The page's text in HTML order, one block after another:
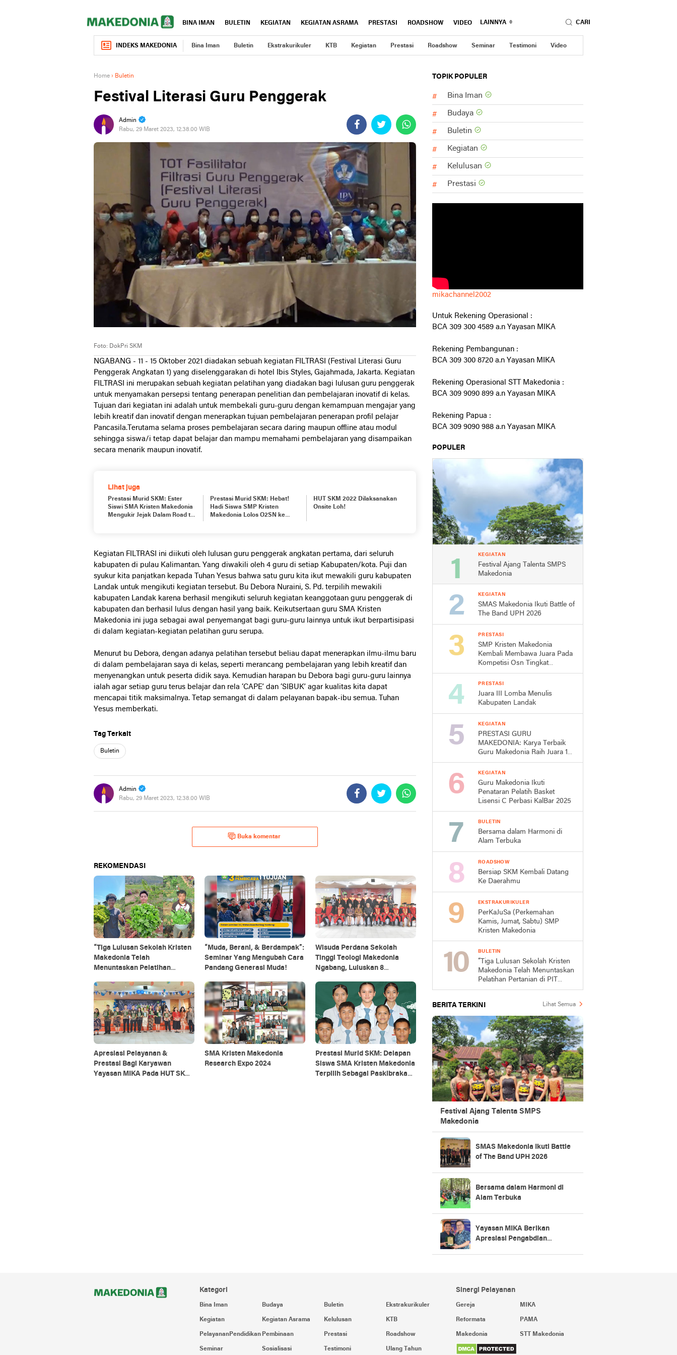
BINA IMAN BULETIN KEGIATAN KEGIATAN ASRAMA PRESTASI ROADSHOW VIDEO LAINNYA CARI
INDEKS MAKEDONIA Bina Iman Buletin Ekstrakurikuler KTB Kegiatan Prestasi Roadshow Seminar Testimoni Video
Home › Buletin
Festival Literasi Guru Penggerak
Admin
Rabu, 29 Maret 2023, 12.38.00 WIB
Foto: DokPri SKM
NGABANG - 11 - 15 Oktober 2021 diadakan sebuah kegiatan FILTRASI (Festival Literasi Guru
Penggerak Angkatan 1) yang diselenggarakan di hotel Ibis Styles, Gajahmada, Jakarta. Kegiatan
FILTRASI ini merupakan sebuah kegiatan pelatihan yang diadakan bagi lulusan guru penggerak
untuk menyamakan persepsi tentang penerapan penelitian dan pembelajaran inovatif di kelas.
Tujuan dari kegiatan ini adalah untuk membekali guru-guru dengan kemampuan mengajar yang
lebih kreatif dan inovatif dengan menerapkan tujuan pembelajaran penerapan profil pelajar
Pancasila.Terutama selama proses pembelajaran secara daring maupun offline atau modul
sehingga siswa/i tetap dapat belajar dan mampu memahami pembelajaran yang disampaikan
secara menarik maupun inovatif.
Lihat juga
Prestasi Murid SKM: Ester
Siswi SMA Kristen Makedonia
Mengukir Jejak Dalam Road to
Prestasi Murid SKM: Hebat!
Hadi Siswa SMP Kristen
Makedonia Lolos O2SN ke
HUT SKM 2022 Dilaksanakan
Onsite Loh!
Kegiatan FILTRASI ini diikuti oleh lulusan guru penggerak angkatan pertama, dari seluruh
kabupaten di pulau Kalimantan. Yang diwakili oleh 4 guru di setiap Kabupaten/kota. Puji dan
syukur kita panjatkan kepada Tuhan Yesus bahwa satu guru kita ikut mewakili guru kabupaten
Landak untuk mengikuti kegiatan tersebut. Bu Debora Nuraini, S. Pd. terpilih mewakili
kabupaten Landak karena berhasil mengikuti seluruh kegiatan keanggotaan guru penggerak di
kabupaten dan berhasil lulus dengan hasil yang baik. Keikutsertaan guru SMA Kristen
Makedonia ini juga sebagai awal penyemangat bagi guru-guru lainnya untuk ikut berpartisipasi
di dalam kegiatan-kegiatan pelatihan guru serupa.
Menurut bu Debora, dengan adanya pelatihan tersebut beliau dapat menerapkan ilmu-ilmu baru
di dalam pembelajaran saya di kelas, seperti merancang pembelajaran yang lebih kreatif dan
menyenangkan untuk peserta didik saya. Kemudian harapan bu Debora bagi guru-guru lainnya
ialah agar setiap guru terus belajar dan rela ‘CAPE’ dan ‘SIBUK’ agar kualitas kita dapat
mencapai titik maksimalnya. Tetap semangat di dalam pelayanan bapak-ibu semua. Tuhan
Yesus memberkati.
Tag Terkait
Buletin
Admin
Rabu, 29 Maret 2023, 12.38.00 WIB
Buka komentar
REKOMENDASI
“Tiga Lulusan Sekolah Kristen
Makedonia Telah
Menuntaskan Pelatihan
“Muda, Berani, & Berdampak”:
Seminar Yang Mengubah Cara
Pandang Generasi Muda!
Wisuda Perdana Sekolah
Tinggi Teologi Makedonia
Ngabang, Luluskan 8
Apresiasi Pelayanan &
Prestasi Bagi Karyawan
Yayasan MIKA Pada HUT SKM
SMA Kristen Makedonia
Research Expo 2024
Prestasi Murid SKM: Delapan
Siswa SMA Kristen Makedonia
Terpilih Sebagai Paskibraka
TOPIK POPULER
Bina Iman
Budaya
Buletin
Kegiatan
Kelulusan
Prestasi
mikachannel2002
Untuk Rekening Operasional :
BCA 309 300 4589 a.n Yayasan MIKA
Rekening Pembangunan :
BCA 309 300 8720 a.n Yayasan MIKA
Rekening Operasional STT Makedonia :
BCA 309 9090 899 a.n Yayasan MIKA
Rekening Papua :
BCA 309 9090 988 a.n Yayasan MIKA
POPULER
KEGIATAN
Festival Ajang Talenta SMPS
Makedonia
KEGIATAN
SMAS Makedonia Ikuti Battle of
The Band UPH 2026
PRESTASI
SMP Kristen Makedonia
Kembali Membawa Juara Pada
Kompetisi Osn Tingkat
Kecamatan Dan Kabupaten
PRESTASI
Juara III Lomba Menulis
Kabupaten Landak
KEGIATAN
PRESTASI GURU
MAKEDONIA: Karya Terbaik
Guru Makedonia Raih Juara 1
Lomba Cipta Lagu Mars
Kabupaten Landak Dalam
Rangka HUT Pemda Landak
ke-26
KEGIATAN
Guru Makedonia Ikuti
Penataran Pelatih Basket
Lisensi C Perbasi KalBar 2025
BULETIN
Bersama dalam Harmoni di
Alam Terbuka
ROADSHOW
Bersiap SKM Kembali Datang
Ke Daerahmu
EKSTRAKURIKULER
PerKaJuSa (Perkemahan
Kamis, Jumat, Sabtu) SMP
Kristen Makedonia
BULETIN
“Tiga Lulusan Sekolah Kristen
Makedonia Telah Menuntaskan
Pelatihan Pertanian di PIT
Mojokerto”
BERITA TERKINI Lihat Semua
Festival Ajang Talenta SMPS
Makedonia
SMAS Makedonia Ikuti Battle
of The Band UPH 2026
Bersama dalam Harmoni di
Alam Terbuka
Yayasan MIKA Berikan
Apresiasi Pengabdian
Kategori
Bina Iman Budaya Buletin Ekstrakurikuler
Kegiatan Kegiatan Asrama Kelulusan KTB
PelayananPendidikan Pembinaan Prestasi Roadshow
Seminar Sosialisasi Testimoni Ulang Tahun
Sinergi Pelayanan
Gereja MIKA
Reformata PAMA
Makedonia STT Makedonia